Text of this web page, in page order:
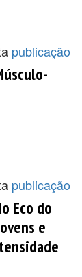
publicação
publicação
Eco do
e